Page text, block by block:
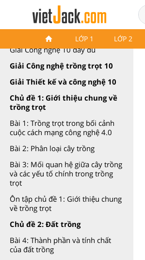
LỚP 1 LỚP 2
Công nghệ 10 Cánh diều
Giải Công nghệ 10 đầy đủ
Giải Công nghệ trồng trọt 10
Giải Thiết kế và công nghệ 10
Chủ đề 1: Giới thiệu chung về
trồng trọt
Bài 1: Trồng trọt trong bối cảnh
cuộc cách mạng công nghệ 4.0
Bài 2: Phân loại cây trồng
Bài 3: Mối quan hệ giữa cây trồng
và các yếu tố chính trong trồng
trọt
Ôn tập chủ đề 1: Giới thiệu chung
về trồng trọt
Chủ đề 2: Đất trồng
Bài 4: Thành phần và tính chất
của đất trồng